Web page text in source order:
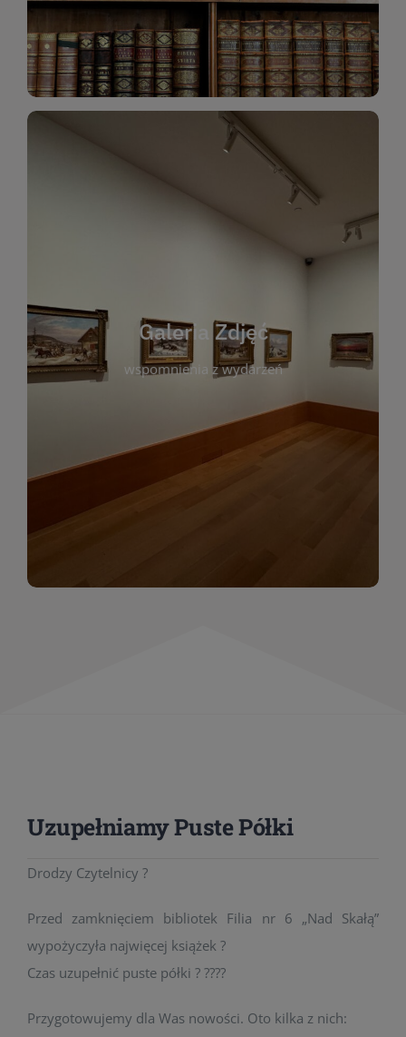
Katalog Zbiorów
Galeria Zdjęć
wspomnienia z wydarzeń
Galeria Zdjęć
wspomnienia z wydarzeń, spotkań i projektów
którym można zobaczyć, jak żyje nasza biblioteka
i jej społeczność. Zdjęcia dokumentują zarówno
uroczyste chwile, jak i codzienne aktywności
czytelników. Regularnie dodajemy nowe galerie,
by każdy mógł powrócić do wyjątkowych
momentów. Zapraszamy do obejrzenia,
wspominania i inspirowania się!
Uzupełniamy Puste Półki
Drodzy Czytelnicy ?
Przed zamknięciem bibliotek Filia nr 6 „Nad Skałą”
wypożyczyła najwięcej książek ?
Czas uzupełnić puste półki ? ????
Przygotowujemy dla Was nowości. Oto kilka z nich: